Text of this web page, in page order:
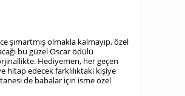
şımartmış olmakla kalmayıp, özel
bu güzel Oscar ödülü
Hediyemen, her geçen
edecek farklılıktaki kişiye
de babalar için isme özel